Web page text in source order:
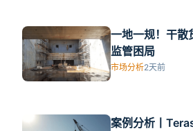
一地一规！干散
监管困局
市场分析2天前
案例分析丨